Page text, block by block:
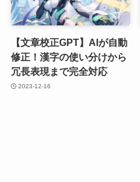
【文章校正GPT】AIが自動
修正！漢字の使い分けから
冗長表現まで完全対応
2023-12-16